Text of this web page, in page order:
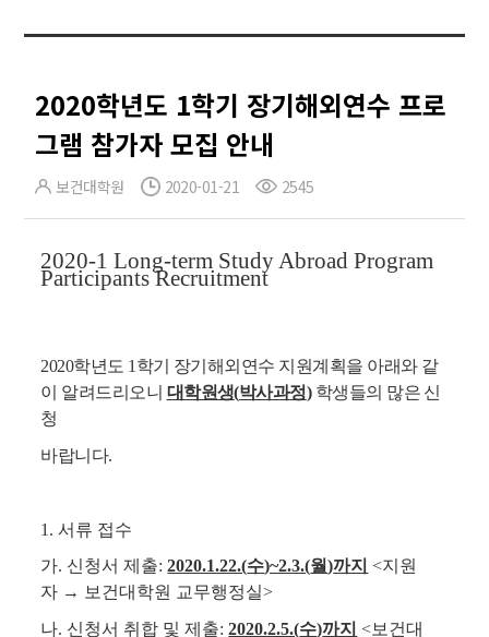
2020학년도 1학기 장기해외연수 프로
그램 참가자 모집 안내
보건대학원 2020-01-21 2545
2020-1 Long-term Study Abroad Program
Participants Recruitment
2020학년도 1 학기 장기해외연수 지원계획을 아래와 같
이 알려드리오니 대학원생(박사과정) 학생들의 많은 신
청
바랍니다.
1.서류 접수
가. 신청서 제출:2020.1.22.(수)~2.3.(월)까지 <지원
자 → 보건대학원 교무행정실>
나. 신청서 취합 및 제출:2020.2.5.(수)까지 <보건대